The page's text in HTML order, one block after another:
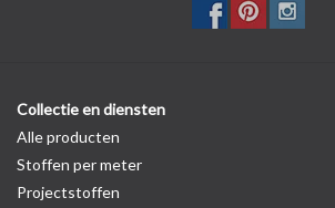
Collectie en diensten
Alle producten
Stoffen per meter
Projectstoffen